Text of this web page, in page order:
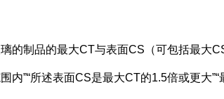
制品的最大CT与表面CS（可包括最大
”“所述表面CS是最大CT的1.5倍或更大